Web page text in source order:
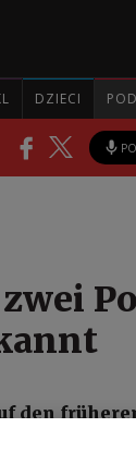
DZIECI
den
Jahr